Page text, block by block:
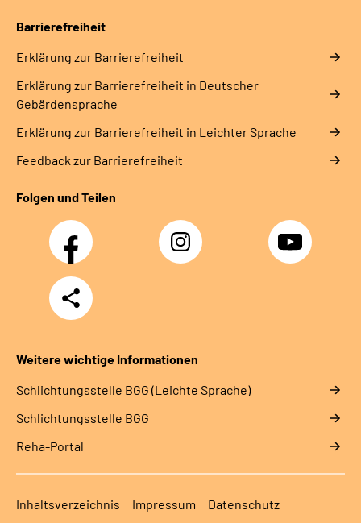
Barrierefreiheit
Erklärung zur Barrierefreiheit
Erklärung zur Barrierefreiheit in Deutscher
Gebärdensprache
Erklärung zur Barrierefreiheit in Leichter Sprache
Feedback zur Barrierefreiheit
Folgen und Teilen
Facebook Instagram YouTube
Teilen
Weitere wichtige Informationen
Schlich­tungs­stel­le BGG (Leichte Sprache)
Schlich­tungs­stel­le BGG
Reha-Portal
Inhaltsverzeichnis Impressum Datenschutz